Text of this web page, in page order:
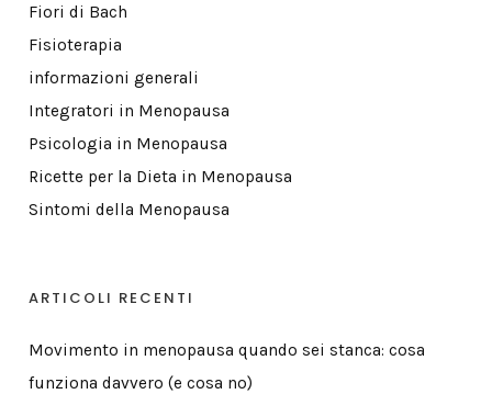
Fiori di Bach
Fisioterapia
informazioni generali
Integratori in Menopausa
Psicologia in Menopausa
Ricette per la Dieta in Menopausa
Sintomi della Menopausa
ARTICOLI RECENTI
Movimento in menopausa quando sei stanca: cosa
funziona davvero (e cosa no)